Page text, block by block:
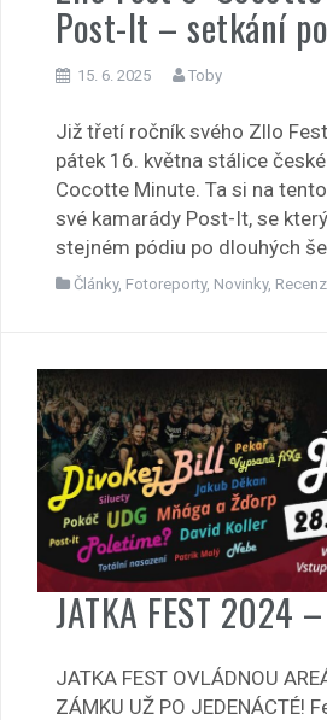
Post-It – setkání
15. 6. 2025 Toby
Již třetí ročník svého Zllo
pátek 16. května stálice
Cocotte Minute. Ta si na
své kamarády Post-It, se
stejném pódiu po dlouhých
Články, Fotoreporty, Novinky,
JATKA FEST 2024
JATKA FEST OVLÁDNOU
ZÁMKU UŽ PO JEDENÁCTÉ!